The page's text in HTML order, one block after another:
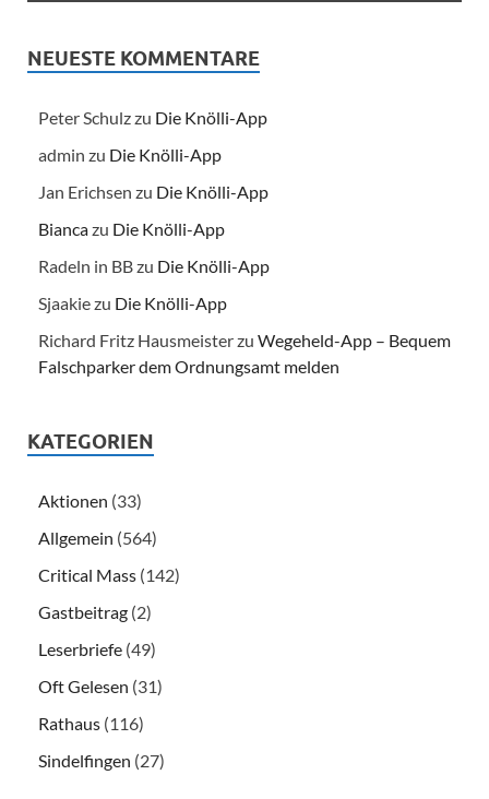
NEUESTE KOMMENTARE
Peter Schulzzu Die Knölli-App
admin zu Die Knölli-App
Jan Erichsen zu Die Knölli-App
Biancazu Die Knölli-App
Radeln in BBzu Die Knölli-App
Sjaakiezu Die Knölli-App
Richard Fritz Hausmeisterzu Wegeheld-App – Bequem
Falschparker dem Ordnungsamt melden
KATEGORIEN
Aktionen (33)
Allgemein (564)
Critical Mass (142)
Gastbeitrag (2)
Leserbriefe (49)
Oft Gelesen (31)
Rathaus (116)
Sindelfingen (27)